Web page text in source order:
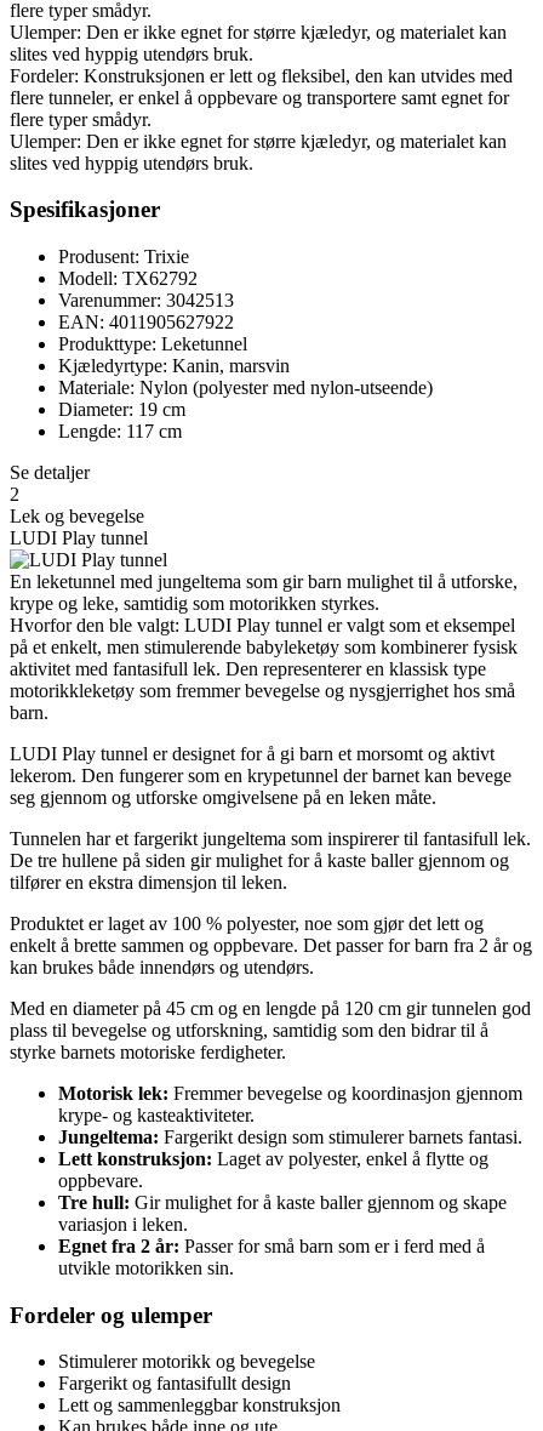
flere typer smådyr.
Ulemper: Den er ikke egnet for større kjæledyr, og materialet kan
slites ved hyppig utendørs bruk.
Fordeler: Konstruksjonen er lett og fleksibel, den kan utvides med
flere tunneler, er enkel å oppbevare og transportere samt egnet for
flere typer smådyr.
Ulemper: Den er ikke egnet for større kjæledyr, og materialet kan
slites ved hyppig utendørs bruk.
Spesifikasjoner
Produsent: Trixie
Modell: TX62792
Varenummer: 3042513
EAN: 4011905627922
Produkttype: Leketunnel
Kjæledyrtype: Kanin, marsvin
Materiale: Nylon (polyester med nylon-utseende)
Diameter: 19 cm
Lengde: 117 cm
Se detaljer
2
Lek og bevegelse
LUDI Play tunnel
En leketunnel med jungeltema som gir barn mulighet til å utforske,
krype og leke, samtidig som motorikken styrkes.
Hvorfor den ble valgt: LUDI Play tunnel er valgt som et eksempel
på et enkelt, men stimulerende babyleketøy som kombinerer fysisk
aktivitet med fantasifull lek. Den representerer en klassisk type
motorikkleketøy som fremmer bevegelse og nysgjerrighet hos små
barn.
LUDI Play tunnel er designet for å gi barn et morsomt og aktivt
lekerom. Den fungerer som en krypetunnel der barnet kan bevege
seg gjennom og utforske omgivelsene på en leken måte.
Tunnelen har et fargerikt jungeltema som inspirerer til fantasifull lek.
De tre hullene på siden gir mulighet for å kaste baller gjennom og
tilfører en ekstra dimensjon til leken.
Produktet er laget av 100 % polyester, noe som gjør det lett og
enkelt å brette sammen og oppbevare. Det passer for barn fra 2 år og
kan brukes både innendørs og utendørs.
Med en diameter på 45 cm og en lengde på 120 cm gir tunnelen god
plass til bevegelse og utforskning, samtidig som den bidrar til å
styrke barnets motoriske ferdigheter.
Motorisk lek: Fremmer bevegelse og koordinasjon gjennom
krype- og kasteaktiviteter.
Jungeltema: Fargerikt design som stimulerer barnets fantasi.
Lett konstruksjon: Laget av polyester, enkel å flytte og
oppbevare.
Tre hull: Gir mulighet for å kaste baller gjennom og skape
variasjon i leken.
Egnet fra 2 år: Passer for små barn som er i ferd med å
utvikle motorikken sin.
Fordeler og ulemper
Stimulerer motorikk og bevegelse
Fargerikt og fantasifullt design
Lett og sammenleggbar konstruksjon